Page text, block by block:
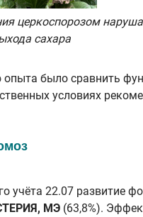
церкоспорозом
сахара
было сравнить
условиях
учёта 22.07 развитие
МЭ (63,8%).